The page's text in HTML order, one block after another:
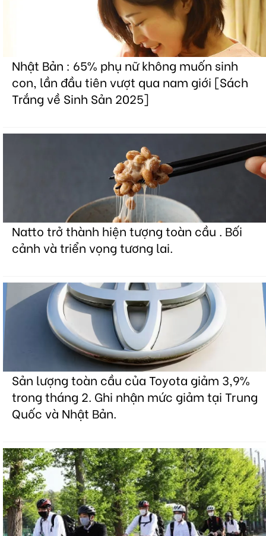
Nhật Bản : 65% phụ nữ không muốn sinh
con, lần đầu tiên vượt qua nam giới [Sách
Trắng về Sinh Sản 2025]
Natto trở thành hiện tượng toàn cầu . Bối
cảnh và triển vọng tương lai.
Sản lượng toàn cầu của Toyota giảm 3,9%
trong tháng 2. Ghi nhận mức giảm tại Trung
Quốc và Nhật Bản.